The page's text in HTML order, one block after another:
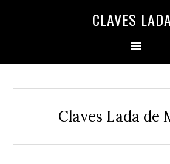
CLAVES
Claves Lada de